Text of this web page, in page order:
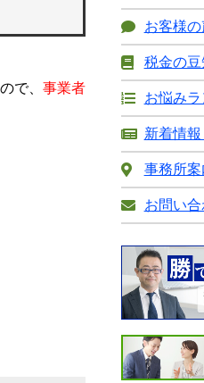
で、 事業者
お客様の
税金の豆
お悩み
新着情報
事務所案
お問い